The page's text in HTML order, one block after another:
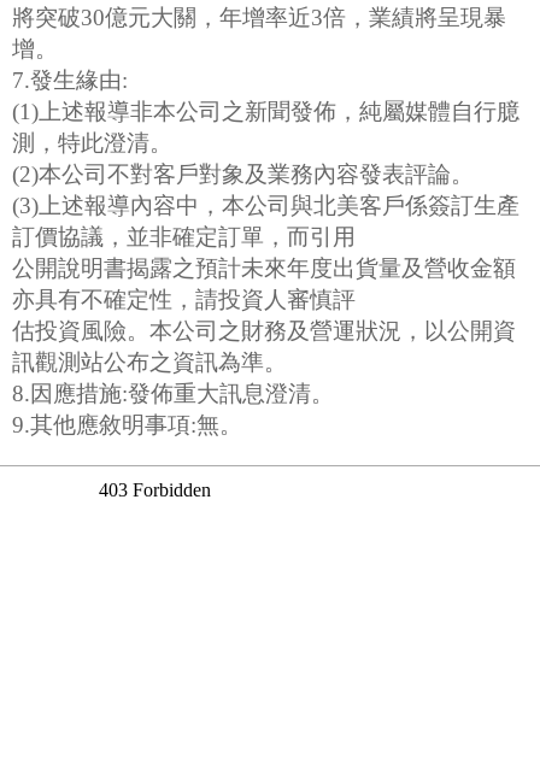
將突破30億元大關，年增率近3倍，業績將呈現暴
增。
7.發生緣由:
(1)上述報導非本公司之新聞發佈，純屬媒體自行臆
測，特此澄清。
(2)本公司不對客戶對象及業務內容發表評論。
(3)上述報導內容中，本公司與北美客戶係簽訂生產
訂價協議，並非確定訂單，而引用
公開說明書揭露之預計未來年度出貨量及營收金額
亦具有不確定性，請投資人審慎評
估投資風險。本公司之財務及營運狀況，以公開資
訊觀測站公布之資訊為準。
8.因應措施:發佈重大訊息澄清。
9.其他應敘明事項:無。